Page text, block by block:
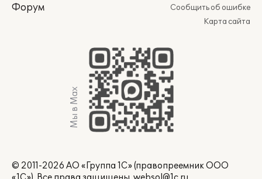
Форум
Сообщить об ошибке
Карта сайта
Мы в Max
© 2011-2026 АО «Группа 1С» (правопреемник ООО